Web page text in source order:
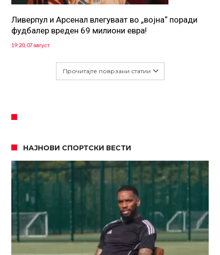
Ливерпул и Арсенал влегуваат во „војна“ поради
фудбалер вреден 69 милиони евра!
19:20, 07 август
Прочитајте поврзани статии
НАЈНОВИ СПОРТСКИ ВЕСТИ